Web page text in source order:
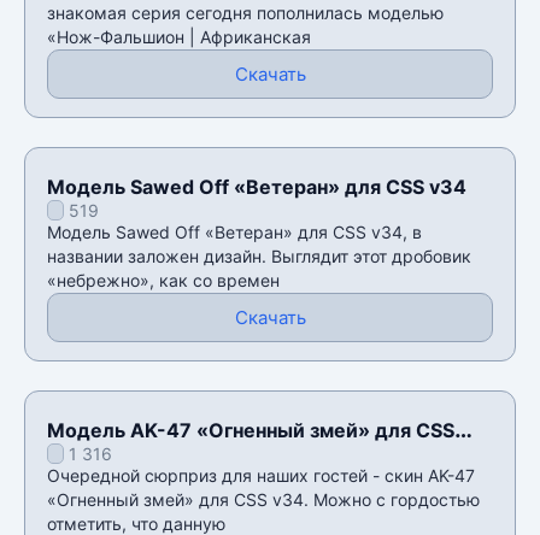
знакомая серия сегодня пополнилась моделью
«Нож-Фальшион | Африканская
Скачать
Модель Sawed Off «Ветеран» для CSS v34
519
Модель Sawed Off «Ветеран» для CSS v34, в
названии заложен дизайн. Выглядит этот дробовик
«небрежно», как со времен
Скачать
Модель AK-47 «Огненный змей» для CSS
v341 316
Очередной сюрприз для наших гостей - скин AK-47
«Огненный змей» для CSS v34. Можно с гордостью
отметить, что данную